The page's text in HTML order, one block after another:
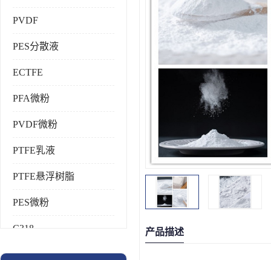
PVDF
PES分散液
ECTFE
PFA微粉
PVDF微粉
PTFE乳液
PTFE悬浮树脂
PES微粉
C318
HFP
产品描述